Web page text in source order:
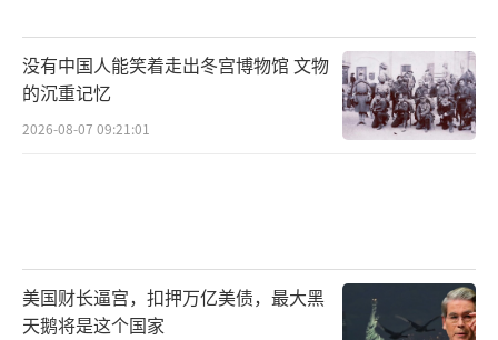
没有中国人能笑着走出冬宫博物馆 文物
的沉重记忆
2026-08-07 09:21:01
美国财长逼宫，扣押万亿美债，最大黑
天鹅将是这个国家